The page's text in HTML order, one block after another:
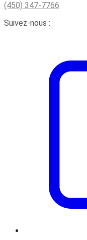
(450) 347-7766
Suivez-nous :